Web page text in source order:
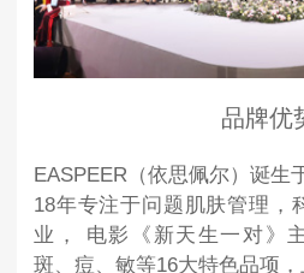
品牌优
EASPEER（依思佩尔）诞生
18年专注于问题肌肤管理，
业， 电影《新天生一对》
斑、痘、敏等16大特色品项